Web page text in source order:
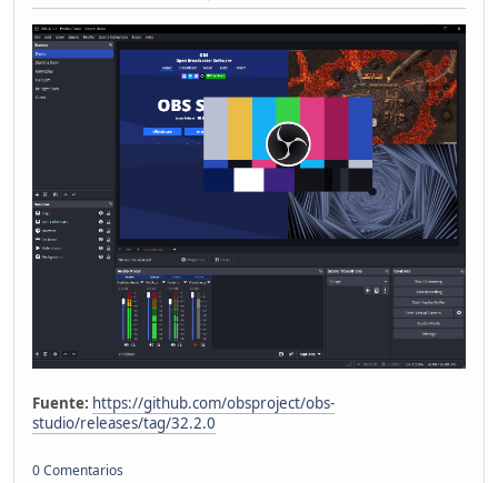
Fuente: https://github.com/obsproject/obs-
studio/releases/tag/32.2.0
0 Comentarios